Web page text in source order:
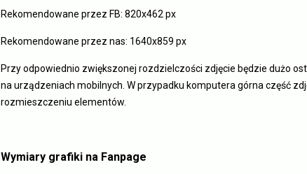
Rekomendowane przez FB: 820x462 px
Rekomendowane przez nas: 1640x859 px
Przy odpowiednio zwiększonej rozdzielczości zdjęcie będzie dużo
na urządzeniach mobilnych. W przypadku komputera górna część
rozmieszczeniu elementów.
Wymiary grafiki na Fanpage